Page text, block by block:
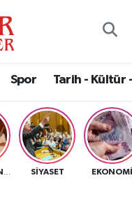
Spor Tarih - Kültür
SIYASET EKONOMI